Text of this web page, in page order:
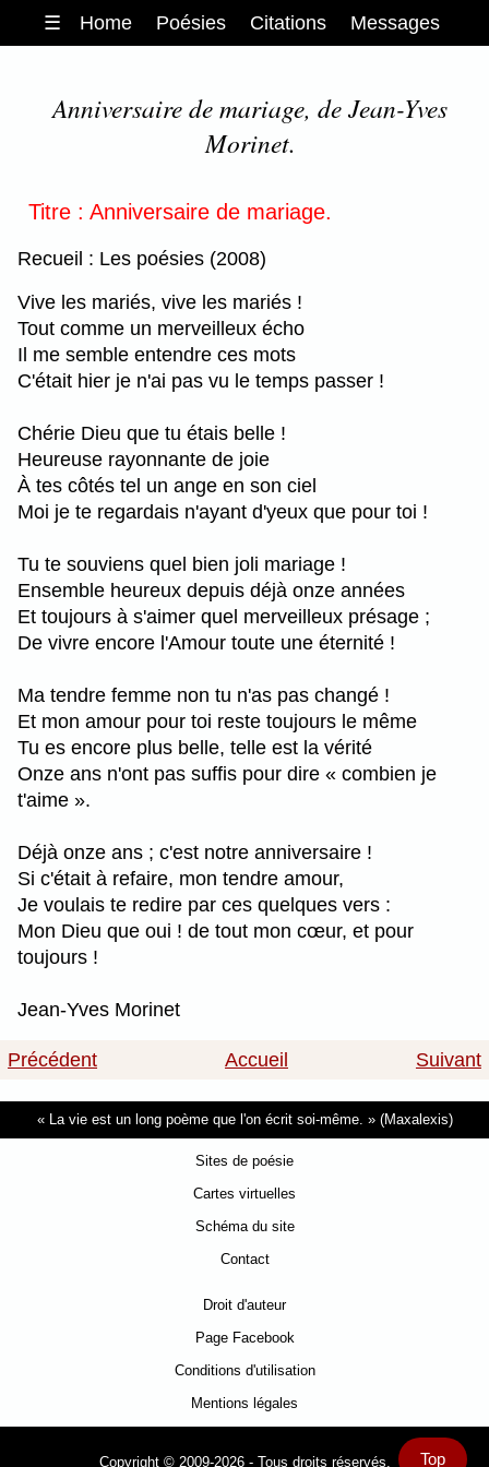
☰ Home Poésies Citations Messages
Anniversaire de mariage, de Jean-Yves
Morinet.
Titre : Anniversaire de mariage.
Recueil : Les poésies (2008)
Vive les mariés, vive les mariés !
Tout comme un merveilleux écho
Il me semble entendre ces mots
C'était hier je n'ai pas vu le temps passer !
Chérie Dieu que tu étais belle !
Heureuse rayonnante de joie
À tes côtés tel un ange en son ciel
Moi je te regardais n'ayant d'yeux que pour toi !
Tu te souviens quel bien joli mariage !
Ensemble heureux depuis déjà onze années
Et toujours à s'aimer quel merveilleux présage ;
De vivre encore l'Amour toute une éternité !
Ma tendre femme non tu n'as pas changé !
Et mon amour pour toi reste toujours le même
Tu es encore plus belle, telle est la vérité
Onze ans n'ont pas suffis pour dire « combien je
t'aime ».
Déjà onze ans ; c'est notre anniversaire !
Si c'était à refaire, mon tendre amour,
Je voulais te redire par ces quelques vers :
Mon Dieu que oui ! de tout mon cœur, et pour
toujours !
Jean-Yves Morinet
Précédent Accueil Suivant
Top
La vie est un long poème que l'on écrit soi-même. (Maxalexis)
Sites de poésie
Cartes virtuelles
Schéma du site
Contact
Droit d'auteur
Page Facebook
Conditions d'utilisation
Mentions légales
Copyright © 2009-2026 - Tous droits réservés.